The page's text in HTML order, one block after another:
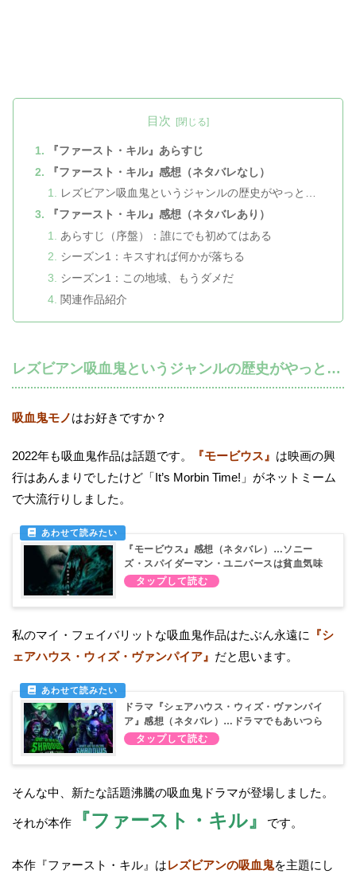
目次
『ファースト・キル』あらすじ
『ファースト・キル』感想（ネタバレなし）
レズビアン吸血鬼というジャンルの歴史がやっと…
『ファースト・キル』感想（ネタバレあり）
あらすじ（序盤）：誰にでも初めてはある
シーズン1：キスすれば何かが落ちる
シーズン1：この地域、もうダメだ
関連作品紹介
レズビアン吸血鬼というジャンルの歴史がやっと…
吸血鬼モノはお好きですか？
2022年も吸血鬼作品は話題です。 『モービウス』 は映画の興
行はあんまりでしたけど「It’s Morbin Time!」がネットミーム
で大流行りしました。
『モービウス』感想（ネタバレ）…ソニー
ズ・スパイダーマン・ユニバースは貧血気味
私のマイ・フェイバリットな吸血鬼作品はたぶん永遠に
『シ
ェアハウス・ウィズ・ヴァンパイア』 だと思います。
ドラマ『シェアハウス・ウィズ・ヴァンパイ
ア』感想（ネタバレ）…ドラマでもあいつら
が見られます
そんな中、新たな話題沸騰の吸血鬼ドラマが登場しました。
それが本作 『ファースト・キル』 です。
本作『ファースト・キル』はレズビアンの吸血鬼を主題にし